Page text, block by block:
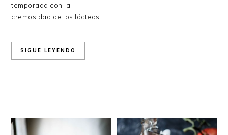
temporada con la
cremosidad de los lácteos….
SIGUE LEYENDO